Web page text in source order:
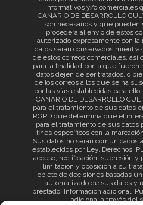
informativos y/o comerciales
CANARIO DE DESARROLLO
son necesarios y que pueden
procederá al envío de estos
autorizado expresamente con la
datos serán conservados
de estos correos comerciales, así
para la finalidad por la que
datos dejen de ser tratados, o
de los correos a los que se ha
por las vías establecidas para
CANARIO DE DESARROLLO
para el tratamiento de sus datos
RGPD que determina que el
para el tratamiento de sus datos
fines específicos con la
Sus datos no serán comunicados
establecidos por Ley. Derechos:
acceso, rectificación, supresión y
limitación y oposición a su
objeto de decisiones basadas
automatizado de sus datos y
prestado. Información adicional:
adicional a través del